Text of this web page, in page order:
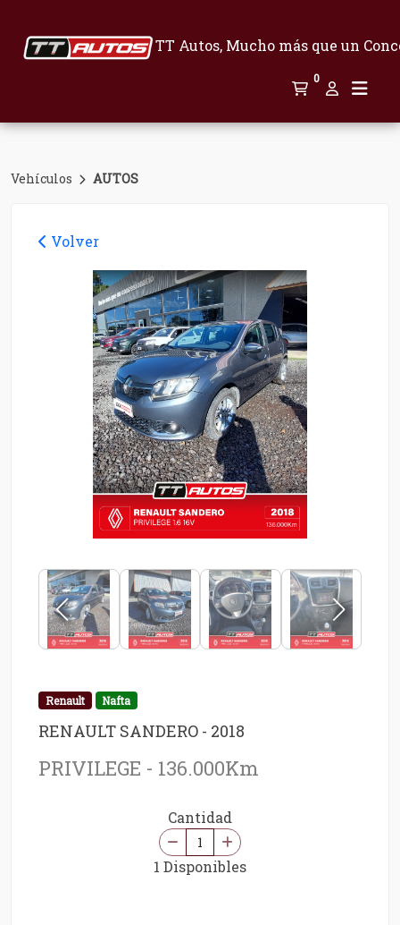
TT Autos, Mucho más que un
0
Vehículos AUTOS
Volver
Renault Nafta
RENAULT SANDERO - 2018
PRIVILEGE - 136.000Km
Cantidad
1 Disponibles